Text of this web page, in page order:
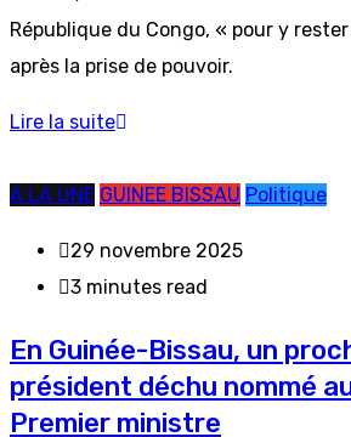
République du Congo, « pour y
après la prise de pouvoir.
Lire la suite
A LA UNE GUINEE BISSAU Politique
29 novembre 2025
3 minutes read
En Guinée-Bissau, un
président déchu nommé
Premier ministre